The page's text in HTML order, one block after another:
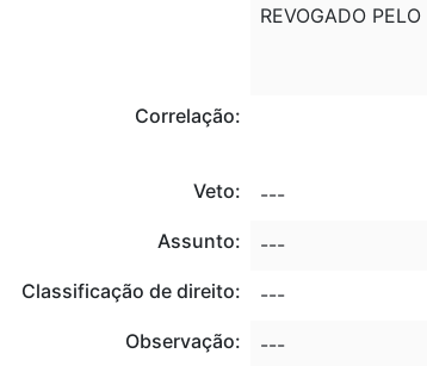
REVOGADO PELO
Correlação:
Veto:
---
Assunto:
---
Classificação de direito:
---
Observação:
---